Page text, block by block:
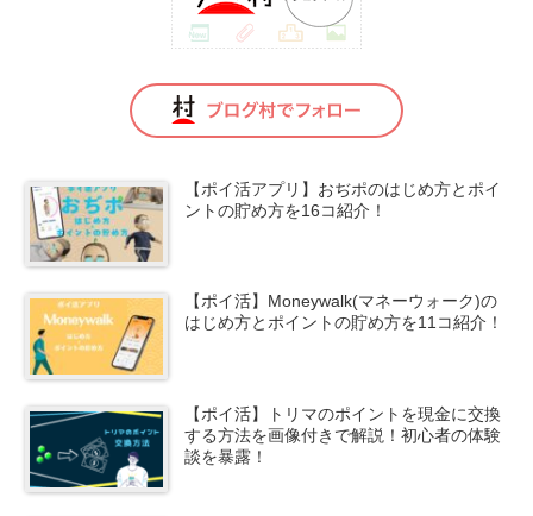
【ポイ活アプリ】おぢポのはじめ方とポイ
ントの貯め方を16コ紹介！
【ポイ活】Moneywalk(マネーウォーク)の
はじめ方とポイントの貯め方を11コ紹介！
【ポイ活】トリマのポイントを現金に交換
する方法を画像付きで解説！初心者の体験
談を暴露！